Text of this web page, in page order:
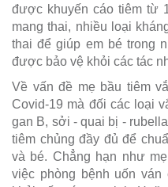
được khuyến cáo tiêm từ
mang thai, nhiều loại
thai để giúp em bé trong
được bảo vệ khỏi các tác
Về vấn đề mẹ bầu tiêm
Covid-19 mà đối các loại
gan B, sởi - quai bị -
tiêm chủng đầy đủ để
và bé. Chẳng hạn như
việc phòng bệnh uốn